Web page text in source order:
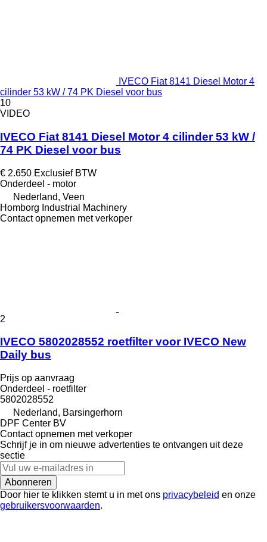
IVECO Fiat 8141 Diesel Motor 4
cilinder 53 kW / 74 PK Diesel voor bus
10
VIDEO
IVECO Fiat 8141 Diesel Motor 4 cilinder 53 kW /
74 PK Diesel voor bus
€ 2.650 Exclusief BTW
Onderdeel - motor
Nederland, Veen
Homborg Industrial Machinery
Contact opnemen met verkoper
2
IVECO 5802028552 roetfilter voor IVECO New
Daily bus
Prijs op aanvraag
Onderdeel - roetfilter
5802028552
Nederland, Barsingerhorn
DPF Center BV
Contact opnemen met verkoper
Schrijf je in om nieuwe advertenties te ontvangen uit deze
sectie
Abonneren
Door hier te klikken stemt u in met ons privacybeleid en onze
gebruikersvoorwaarden.